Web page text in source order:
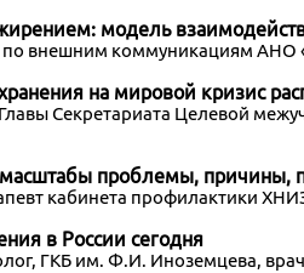
модель
по внешним коммуникациям АНО
на мировой кризис
Главы Секретариата Целевой
проблемы, причины,
кабинета профилактики
в России сегодня
ГКБ им. Ф.И. Иноземцева,